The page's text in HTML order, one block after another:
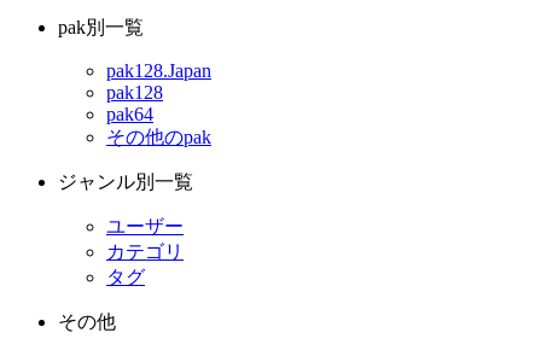
pak別一覧
pak128.Japan
pak128
pak64
その他のpak
ジャンル別一覧
ユーザー
カテゴリ
タグ
その他